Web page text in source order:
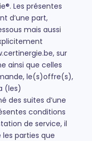
Les présentes
d’une part,
mais aussi
sur
ainsi que celles
le(s)offre(s),
(les)
des suites d’une
conditions
de service, il
parties que